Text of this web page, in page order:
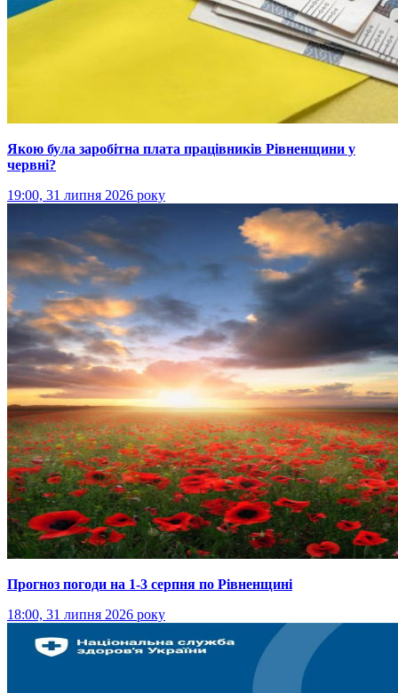
Якою була заробітна плата працівників Рівненщини у
червні?
19:00, 31 липня 2026 року
Прогноз погоди на 1-3 серпня по Рівненщині
18:00, 31 липня 2026 року